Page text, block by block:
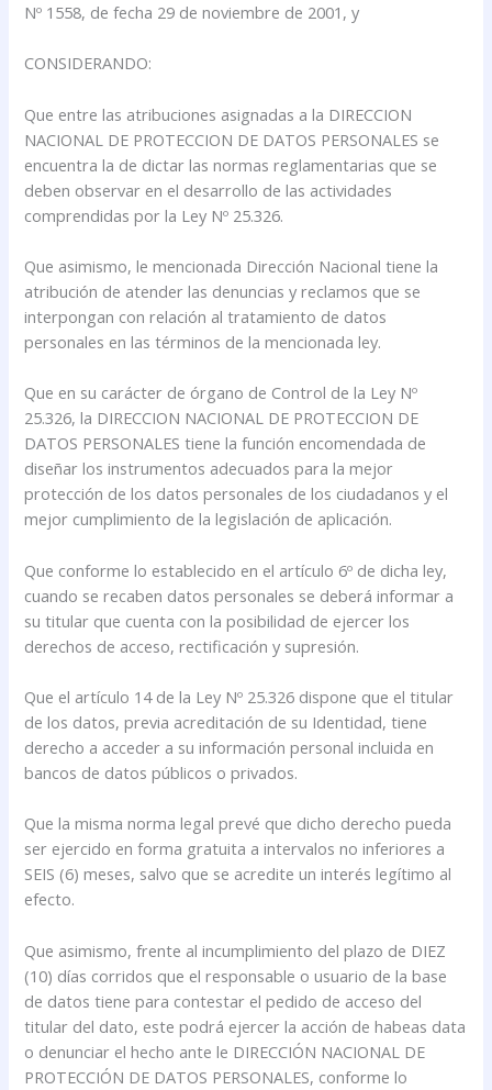
Nº 1558, de fecha 29 de noviembre de 2001, y
CONSIDERANDO:
Que entre las atribuciones asignadas a la DIRECCION
NACIONAL DE PROTECCION DE DATOS PERSONALES se
encuentra la de dictar las normas reglamentarias que se
deben observar en el desarrollo de las actividades
comprendidas por la Ley Nº 25.326.
Que asimismo, le mencionada Dirección Nacional tiene la
atribución de atender las denuncias y reclamos que se
interpongan con relación al tratamiento de datos
personales en las términos de la mencionada ley.
Que en su carácter de órgano de Control de la Ley Nº
25.326, la DIRECCION NACIONAL DE PROTECCION DE
DATOS PERSONALES tiene la función encomendada de
diseñar los instrumentos adecuados para la mejor
protección de los datos personales de los ciudadanos y el
mejor cumplimiento de la legislación de aplicación.
Que conforme lo establecido en el artículo 6º de dicha ley,
cuando se recaben datos personales se deberá informar a
su titular que cuenta con la posibilidad de ejercer los
derechos de acceso, rectificación y supresión.
Que el artículo 14 de la Ley Nº 25.326 dispone que el titular
de los datos, previa acreditación de su Identidad, tiene
derecho a acceder a su información personal incluida en
bancos de datos públicos o privados.
Que la misma norma legal prevé que dicho derecho pueda
ser ejercido en forma gratuita a intervalos no inferiores a
SEIS (6) meses, salvo que se acredite un interés legítimo al
efecto.
Que asimismo, frente al incumplimiento del plazo de DIEZ
(10) días corridos que el responsable o usuario de la base
de datos tiene para contestar el pedido de acceso del
titular del dato, este podrá ejercer la acción de habeas data
o denunciar el hecho ante le DIRECCIÓN NACIONAL DE
PROTECCIÓN DE DATOS PERSONALES, conforme lo